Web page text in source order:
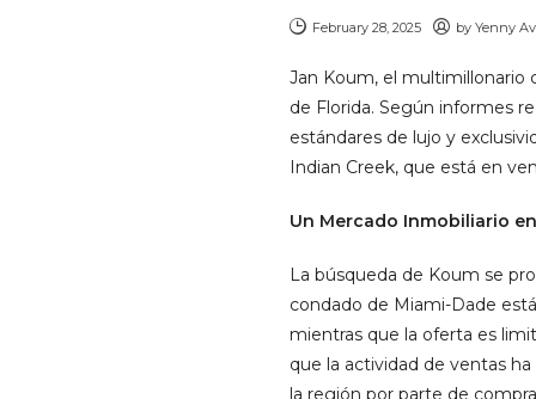
February 28, 2025 by Yenny
Jan Koum, el multimillonario
de Florida. Según informes
estándares de lujo y
Indian Creek, que está en
Un Mercado Inmobiliario
La búsqueda de Koum se
condado de Miami-Dade
mientras que la oferta es
que la actividad de ventas
la región por parte de